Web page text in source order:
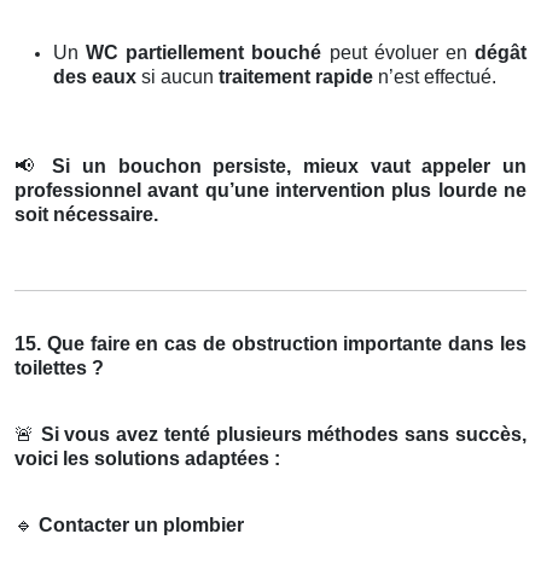
UnWC partiellement bouché peut évoluer endégât
des eaux si aucun traitement rapide n’est effectué.
📢
Si un bouchon persiste, mieux vaut appeler un
professionnel avant qu’une intervention plus lourde ne
soit nécessaire.
15. Que faire en cas de obstruction importante dans les
toilettes ?
🚨 Si vous avez tenté plusieurs méthodes sans succès,
voici les solutions adaptées :
🔹 Contacter un plombier